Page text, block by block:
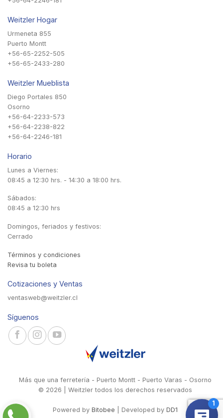
Weitzler Hogar
Urmeneta 855
Puerto Montt
+56-65-2252-505
+56-65-2433-280
Weitzler Mueblista
Diego Portales 850
Osorno
+56-64-2233-573
+56-64-2238-822
+56-64-2246-181
Horario
Lunes a Viernes:
08:45 a 12:30 hrs. - 14:30 a 18:00 hrs.
Sábados:
08:45 a 12:30 hrs
Domingos, feriados y festivos:
Cerrado
Términos y condiciones
Revisa tu boleta
Cotizaciones y Ventas
ventasweb@weitzler.cl
Síguenos
Más que una ferretería - Puerto Montt - Puerto Varas - Osorno
© 2026 | Weitzler todos los derechos reservados
Powered by Bitobee | Developed by DD1